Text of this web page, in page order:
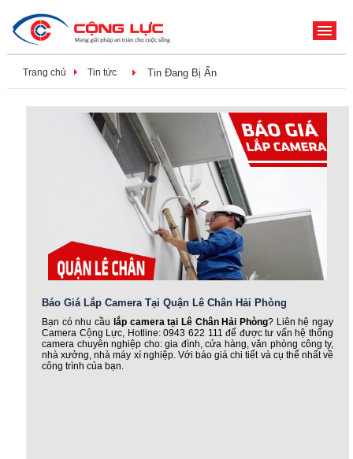
Trang chủ Tin tức Tin Đang Bị Ẩn
Báo Giá Lắp Camera Tại Quận Lê Chân Hải Phòng
Bạn có nhu cầu lắp camera tại Lê Chân Hải Phòng? Liên hệ ngay
Camera Cộng Lực, Hotline: 0943 622 111 để được tư vấn hệ thống
camera chuyên nghiệp cho: gia đình, cửa hàng, văn phòng công ty,
nhà xưởng, nhà máy xí nghiệp. Với báo giá chi tiết và cụ thể nhất về
công trình của bạn.